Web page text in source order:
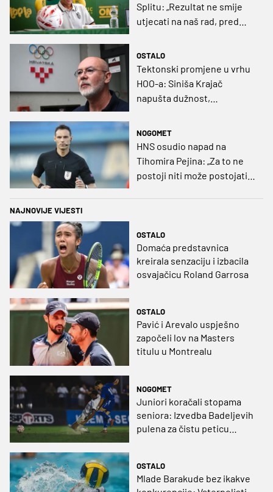
Splitu: „Rezultat ne smije
utjecati na naš rad, pred
OSTALO
Tektonski promjene u vrhu
HOO-a: Siniša Krajač
napušta dužnost,
NOGOMET
HNS osudio napad na
Tihomira Pejina: „Za to ne
postoji niti može postojati
NAJNOVIJE VIJESTI
OSTALO
Domaća predstavnica
kreirala senzaciju i izbacila
osvajačicu Roland Garrosa
OSTALO
Pavić i Arevalo uspješno
započeli lov na Masters
titulu u Montrealu
NOGOMET
Juniori koračali stopama
seniora: Izvedba Badeljevih
pulena za čistu peticu
OSTALO
Mlade Barakude bez ikakve